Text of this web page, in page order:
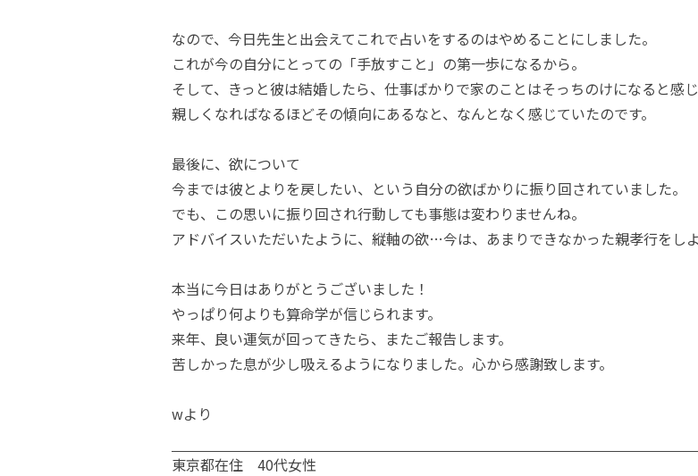
なので、今日先生と出会えてこれで占いをするのはやめることにしました。
これが今の自分にとっての「手放すこと」の第一歩になるから。
そして、きっと彼は結婚したら、仕事ばかりで家のことはそっちのけになると感じ
親しくなればなるほどその傾向にあるなと、なんとなく感じていたのです。
最後に、欲について
今までは彼とよりを戻したい、という自分の欲ばかりに振り回されていました。
でも、この思いに振り回され行動しても事態は変わりませんね。
アドバイスいただいたように、縦軸の欲…今は、あまりできなかった親孝行をし
本当に今日はありがとうございました！
やっぱり何よりも算命学が信じられます。
来年、良い運気が回ってきたら、またご報告します。
苦しかった息が少し吸えるようになりました。心から感謝致します。
wより
東京都在住 40代女性